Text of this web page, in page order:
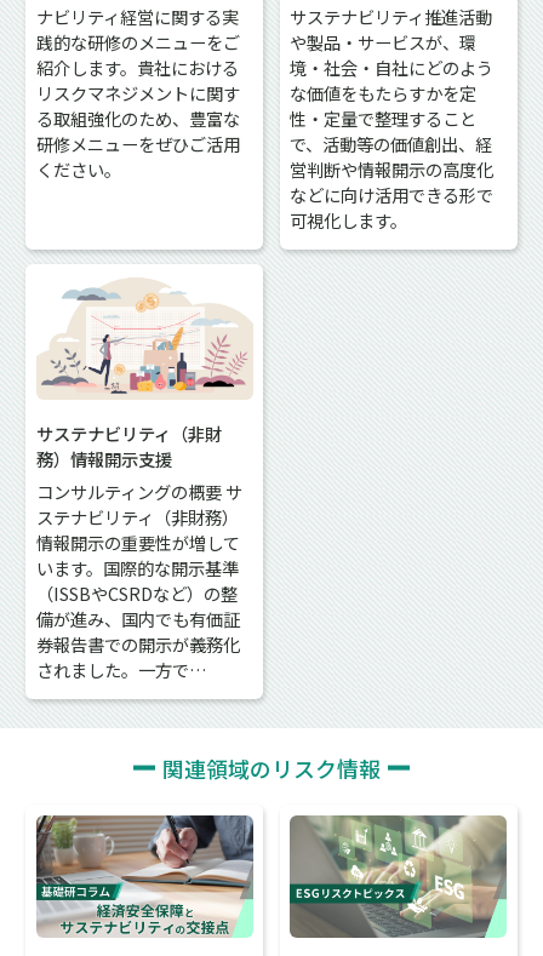
ナビリティ経営に関する実
践的な研修のメニューをご
紹介します。貴社における
リスクマネジメントに関す
る取組強化のため、豊富な
研修メニューをぜひご活用
ください。
サステナビリティ推進活動
や製品・サービスが、環
境・社会・自社にどのよう
な価値をもたらすかを定
性・定量で整理すること
で、活動等の価値創出、経
営判断や情報開示の高度化
などに向け活用できる形で
可視化します。
サステナビリティ（非財
務）情報開示支援
コンサルティングの概要 サ
ステナビリティ（非財務）
情報開示の重要性が増して
います。国際的な開示基準
（ISSBやCSRDなど）の整
備が進み、国内でも有価証
券報告書での開示が義務化
されました。一方で…
関連領域のリスク情報